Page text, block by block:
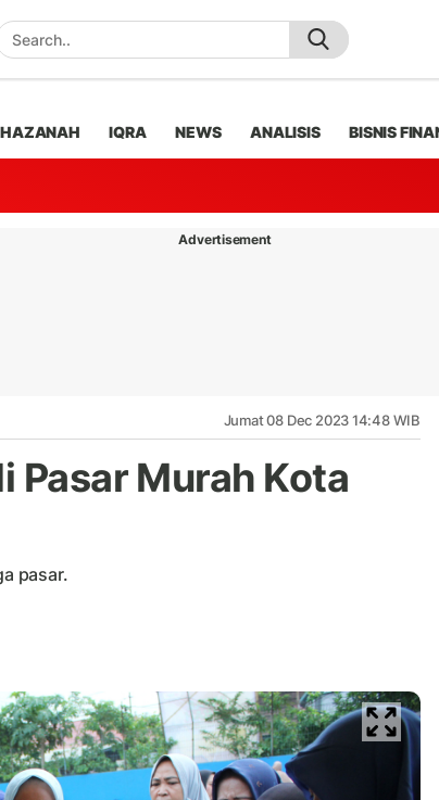
IQRA NEWS ANALISIS BISNIS
Advertisement
Jumat 08 Dec 2023 14:48 WIB
Pasar Murah Kota
pasar.